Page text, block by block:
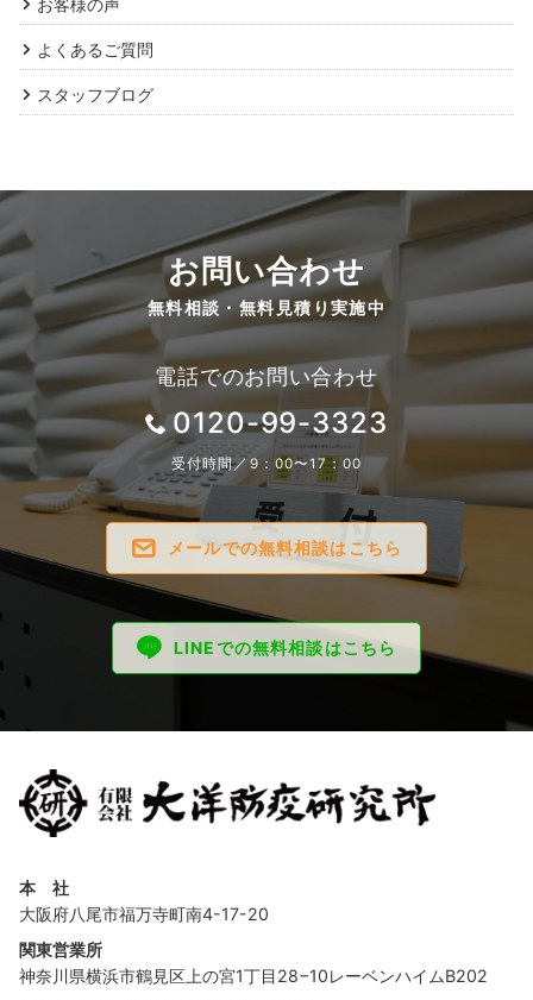
お客様の声
よくあるご質問
スタッフブログ
お問い合わせ
無料相談・無料見積り実施中
電話でのお問い合わせ
0120-99-3323
受付時間／9：00〜17：00
メールでの無料相談はこちら
LINEでの無料相談はこちら
本 社
大阪府八尾市福万寺町南4-17-20
関東営業所
神奈川県横浜市鶴見区上の宮1丁目28−10レーベンハイムB202